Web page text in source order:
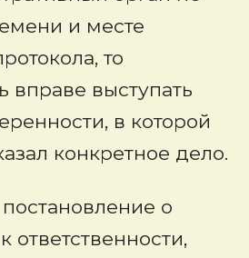
и месте
то
вправе выступать
в которой
конкретное дело.
о
ответственности,